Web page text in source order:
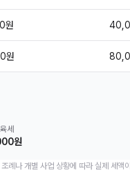
원
원
세
원
나 개별 사업 상황에 따라 실제 세액